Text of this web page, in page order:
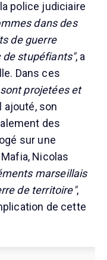
police judiciaire
dans des
de guerre
de stupéfiants", a
Dans ces
projetées et
ajouté, son
des
sur une
Nicolas
marseillais
de territoire",
de cette